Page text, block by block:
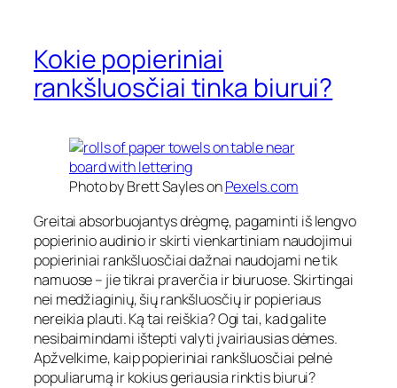
Kokie popieriniai
rankšluosčiai tinka biurui?
Photo by Brett Sayles onPexels.com
Greitai absorbuojantys drėgmę, pagaminti iš lengvo
popierinio audinio ir skirti vienkartiniam naudojimui
popieriniai rankšluosčiai dažnai naudojami ne tik
namuose – jie tikrai praverčia ir biuruose. Skirtingai
nei medžiaginių, šių rankšluosčių ir popieriaus
nereikia plauti. Ką tai reiškia? Ogi tai, kad galite
nesibaimindami ištepti valyti įvairiausias dėmes.
Apžvelkime, kaip popieriniai rankšluosčiai pelnė
populiarumą ir kokius geriausia rinktis biurui?